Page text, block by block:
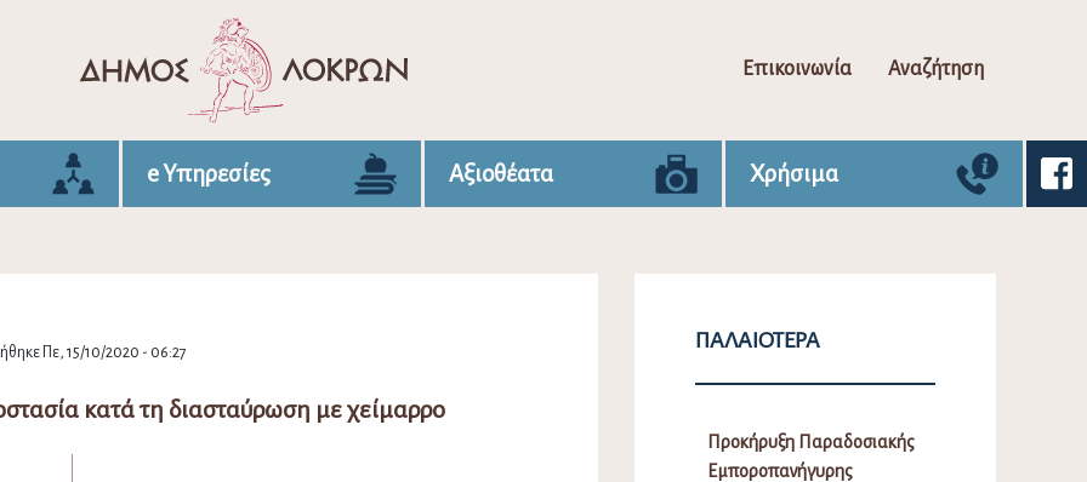
Επικοινωνία Αναζήτηση
e Υπηρεσίες Αξιοθέατα Χρήσιμα
Πε, 15/10/2020 - 06:27
κατά τη διασταύρωση με χείμαρρο
ΠΑΛΑΙΌΤΕΡΑ
Προκήρυξη Παραδοσιακής
Εμποροπανήγυρης